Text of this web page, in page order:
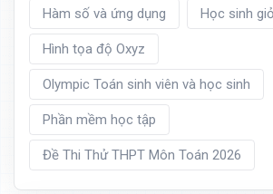
Hàm số và ứng dụng Học sinh
Hình tọa độ Oxyz
Olympic Toán sinh viên và học sinh
Phần mềm học tập
Đề Thi Thử THPT Môn Toán 2026